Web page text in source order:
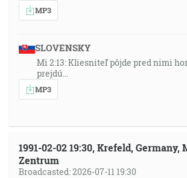
MP3
SLOVENSKY
Mi 2:13: Kliesniteľ pôjde pred nimi
prejdú…
MP3
1991-02-02 19:30, Krefeld, Germany,
Zentrum
Broadcasted: 2026-07-11 19:30